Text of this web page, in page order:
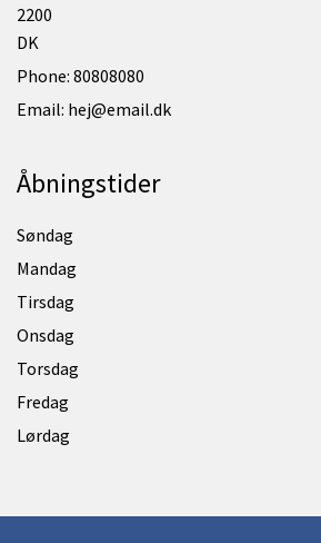
2200
DK
Phone: 80808080
Email: hej@email.dk
Åbningstider
Søndag
Mandag
Tirsdag
Onsdag
Torsdag
Fredag
Lørdag